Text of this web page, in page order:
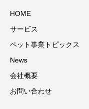
HOME
サービス
ペット事業トピックス
News
会社概要
お問い合わせ